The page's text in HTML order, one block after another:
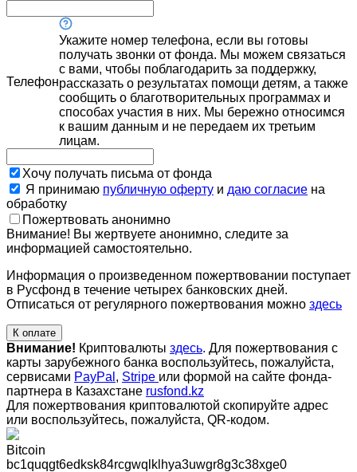
Телефон
Укажите номер телефона, если вы готовы
получать звонки от фонда. Мы можем связаться
с вами, чтобы поблагодарить за поддержку,
рассказать о результатах помощи детям, а также
сообщить о благотворительных программах и
способах участия в них. Мы бережно относимся
к вашим данным и не передаем их третьим
лицам.
Хочу получать письма от фонда
Я принимаю публичную оферту и даю согласие на
обработку
Пожертвовать анонимно
Внимание! Вы жертвуете анонимно, следите за
информацией самостоятельно.
Информация о произведенном пожертвовании поступает
в Русфонд в течение четырех банковских дней.
Отписаться от регулярного пожертвования можно здесь
К оплате
Внимание! Криптовалюты здесь. Для пожертвования с
карты зарубежного банка воспользуйтесь, пожалуйста,
сервисами PayPal , Stripe или формой на сайте фонда-
партнера в Казахстане rusfond.kz
Для пожертвования криптовалютой скопируйте адрес
или воспользуйтесь, пожалуйста, QR-кодом.
Bitcoin
bc1quqgt6edksk84rcgwqlklhya3uwgr8g3c38xge0